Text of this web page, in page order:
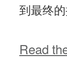
到最终的
Read